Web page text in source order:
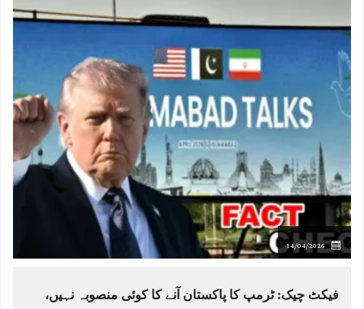
14/04/2026
فیکٹ چیک: ٹرمپ کا پاکستان آنے کا کوئی منصوبہ نہیں،